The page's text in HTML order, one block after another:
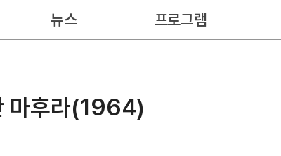
뉴스 프로그램
마후라(1964)